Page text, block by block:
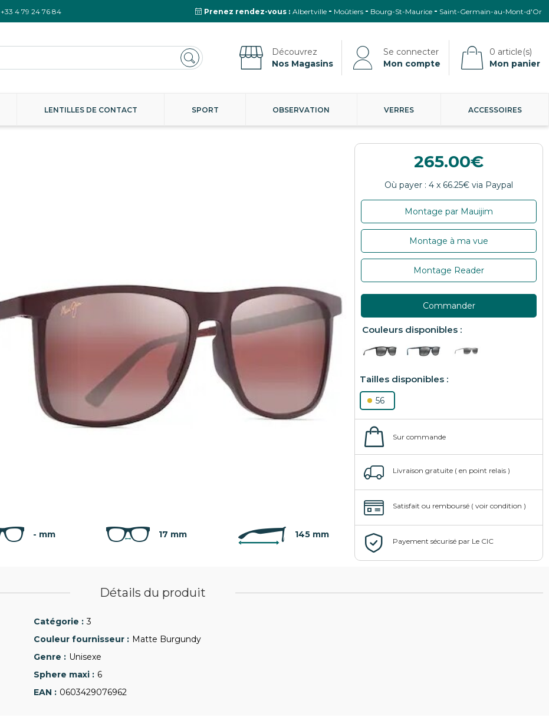
+33 4 79 24 76 84 Prenez rendez-vous : Albertville Moûtiers Bourg-St-Maurice Saint-Germain-au-Mont-d'Or
Nos Magasins Mon compte Mon panier
LENTILLES DE CONTACT SPORT OBSERVATION VERRES ACCESSOIRES
- mm 17 mm 145 mm
265.00
Montage par Mauijim
Montage à ma vue
Montage Reader
Commander
56
Détails du produit
3
Matte Burgundy
Unisexe
6
0603429076962